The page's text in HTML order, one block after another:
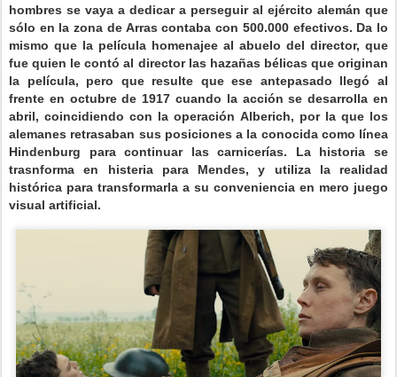
hombres se vaya a dedicar a perseguir al ejército alemán que
sólo en la zona de Arras contaba con 500.000 efectivos. Da lo
mismo que la película homenajee al abuelo del director, que
fue quien le contó al director las hazañas bélicas que originan
la película, pero que resulte que ese antepasado llegó al
frente en octubre de 1917 cuando la acción se desarrolla en
abril, coincidiendo con la operación Alberich, por la que los
alemanes retrasaban sus posiciones a la conocida como línea
Hindenburg para continuar las carnicerías. La historia se
trasnforma en histeria para Mendes, y utiliza la realidad
histórica para transformarla a su conveniencia en mero juego
visual artificial.